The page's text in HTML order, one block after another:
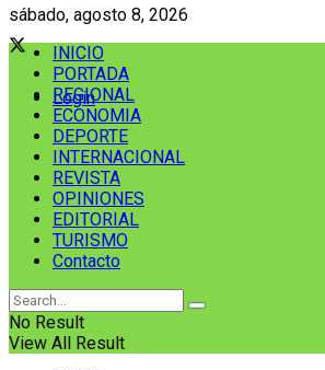
sábado, agosto 8, 2026
Login
INICIO
PORTADA
REGIONAL
ECONOMIA
DEPORTE
INTERNACIONAL
REVISTA
OPINIONES
EDITORIAL
TURISMO
Contacto
No Result
View All Result